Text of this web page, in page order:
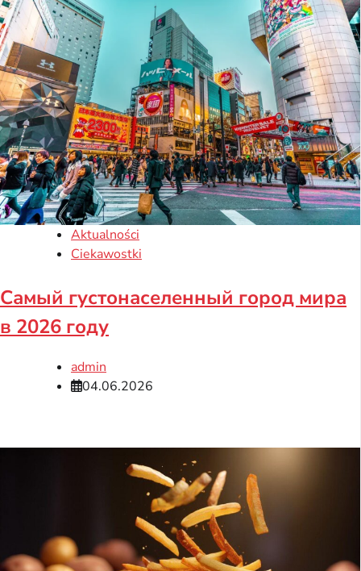
Aktualności
Ciekawostki
Самый густонаселенный город мира
в 2026 году
admin
04.06.2026